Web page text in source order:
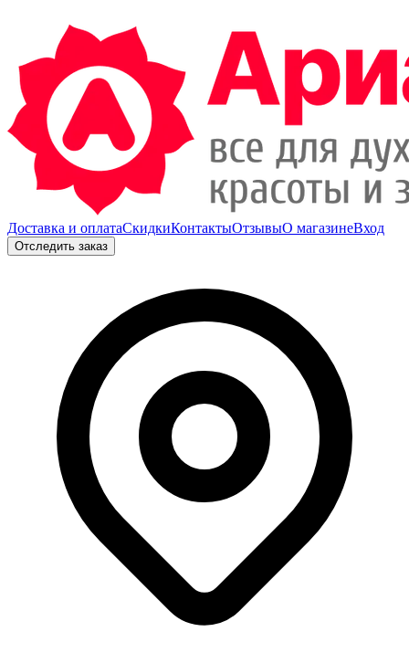
Доставка и оплатаСкидкиКонтактыОтзывыО магазинеВход
Отследить заказ